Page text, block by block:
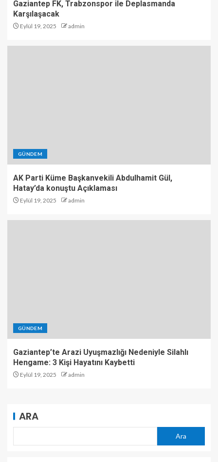
Gaziantep FK, Trabzonspor ile Deplasmanda
Karşılaşacak
Eylül 19, 2025 admin
GÜNDEM
AK Parti Küme Başkanvekili Abdulhamit Gül,
Hatay’da konuştu Açıklaması
Eylül 19, 2025 admin
GÜNDEM
Gaziantep’te Arazi Uyuşmazlığı Nedeniyle Silahlı
Hengame: 3 Kişi Hayatını Kaybetti
Eylül 19, 2025 admin
ARA
Ara